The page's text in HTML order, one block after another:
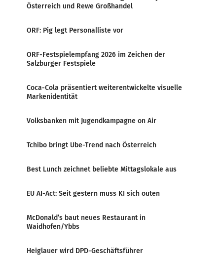
Österreich und Rewe Großhandel
ORF: Pig legt Personalliste vor
ORF-Festspielempfang 2026 im Zeichen der
Salzburger Festspiele
Coca-Cola präsentiert weiterentwickelte visuelle
Markenidentität
Volksbanken mit Jugendkampagne on Air
Tchibo bringt Ube-Trend nach Österreich
Best Lunch zeichnet beliebte Mittagslokale aus
EU AI-Act: Seit gestern muss KI sich outen
McDonald’s baut neues Restaurant in
Waidhofen/Ybbs
Heiglauer wird DPD-Geschäftsführer